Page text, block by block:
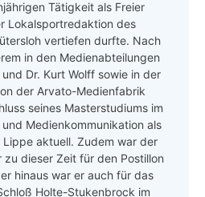
Tätigkeit als Freier
Lokalsportredaktion des
vertiefen durfte. Nach
in den Medienabteilungen
Dr. Kurt Wolff sowie in der
der Arvato-Medienfabrik
seines Masterstudiums im
Medienkommunikation als
Lippe aktuell. Zudem war der
dieser Zeit für den Postillon
hinaus war er auch für das
Holte-Stukenbrock im